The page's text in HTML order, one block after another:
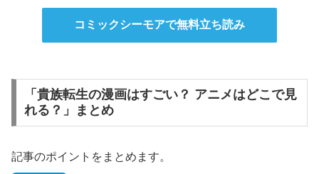
コミックシーモアで無料立ち読み
「貴族転生の漫画はすごい？ アニメはどこで見
れる？」まとめ
記事のポイントをまとめます。